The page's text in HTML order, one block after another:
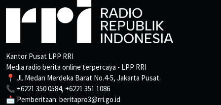
Kantor Pusat LPP RRI
Media radio berita online terpercaya - LPP RRI
📍 Jl. Medan Merdeka Barat No.4-5, Jakarta Pusat.
📞 +6221 350 0584, +6221 351 1086
📩 Pemberitaan: beritapro3@rri.go.id